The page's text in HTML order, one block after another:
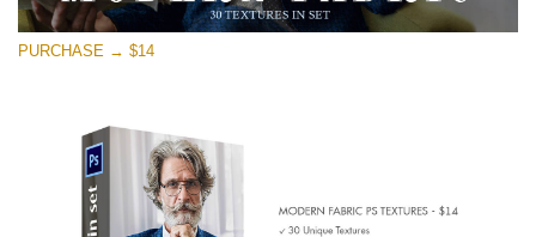
Download Gratuito
PURCHASE → $14